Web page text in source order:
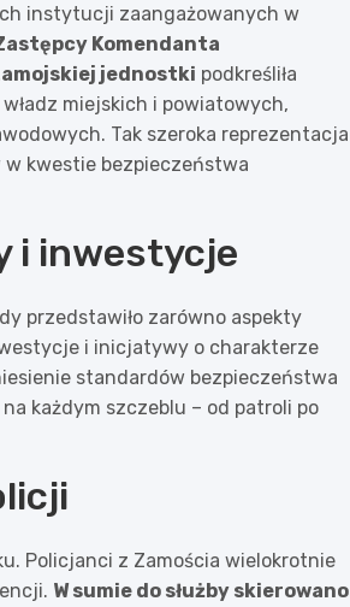
instytucji zaangażowanych w
Komendanta
jednostki podkreśliła
miejskich i powiatowych,
Tak szeroka reprezentacja
kwestie bezpieczeństwa
i inwestycje
przedstawiło zarówno aspekty
i inicjatywy o charakterze
standardów bezpieczeństwa
każdym szczeblu – od patroli po
Policjanci z Zamościa wielokrotnie
W sumie do służby skierowano